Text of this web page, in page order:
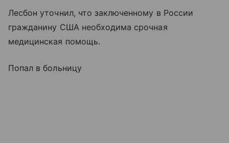
Лесбон уточнил, что заключенному в России
гражданину США необходима срочная
медицинская помощь.
Попал в больницу